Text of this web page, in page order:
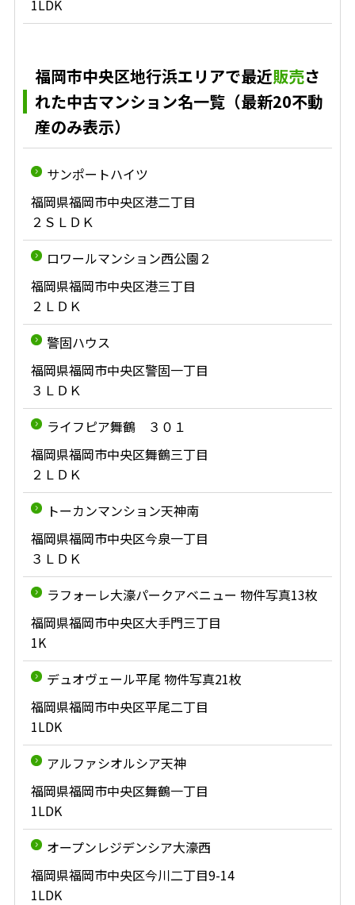
1LDK
福岡市中央区地行浜エリアで最近販売さ
れた中古マンション名一覧（最新20不動
産のみ表示）
サンポートハイツ
福岡県福岡市中央区港二丁目
２ＳＬＤＫ
ロワールマンション西公園２
福岡県福岡市中央区港三丁目
２ＬＤＫ
警固ハウス
福岡県福岡市中央区警固一丁目
３ＬＤＫ
ライフピア舞鶴 ３０１
福岡県福岡市中央区舞鶴三丁目
２ＬＤＫ
トーカンマンション天神南
福岡県福岡市中央区今泉一丁目
３ＬＤＫ
ラフォーレ大濠パークアベニュー 物件写真13枚
福岡県福岡市中央区大手門三丁目
1K
デュオヴェール平尾 物件写真21枚
福岡県福岡市中央区平尾二丁目
1LDK
アルファシオルシア天神
福岡県福岡市中央区舞鶴一丁目
1LDK
オープンレジデンシア大濠西
福岡県福岡市中央区今川二丁目9-14
1LDK